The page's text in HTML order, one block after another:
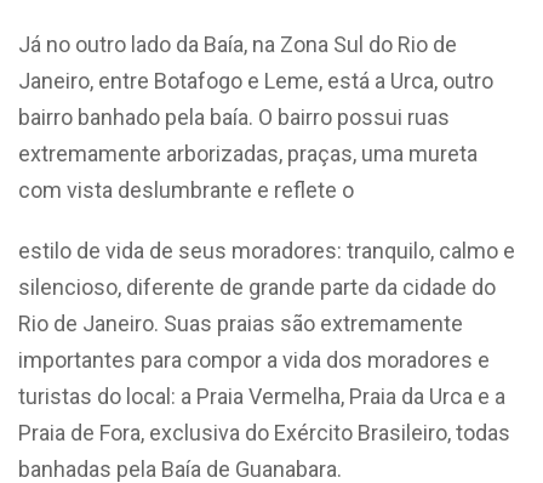
Já no outro lado da Baía, na Zona Sul do Rio de
Janeiro, entre Botafogo e Leme, está a Urca, outro
bairro banhado pela baía. O bairro possui ruas
extremamente arborizadas, praças, uma mureta
com vista deslumbrante e reflete o
estilo de vida de seus moradores: tranquilo, calmo e
silencioso, diferente de grande parte da cidade do
Rio de Janeiro. Suas praias são extremamente
importantes para compor a vida dos moradores e
turistas do local: a Praia Vermelha, Praia da Urca e a
Praia de Fora, exclusiva do Exército Brasileiro, todas
banhadas pela Baía de Guanabara.